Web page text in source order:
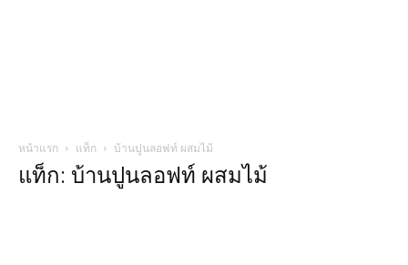
หน้าแรก แท็ก บ้านปูนลอฟท์ ผสมไม้
แท็ก: บ้านปูนลอฟท์ ผสมไม้